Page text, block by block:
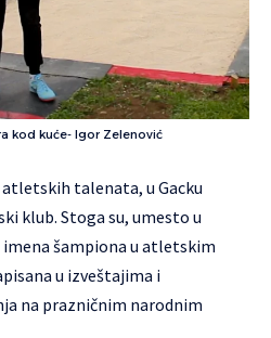
kod kuće- Igor Zelenović
talenata, u Gacku
klub. Stoga su, umesto u
šampiona u atletskim
u izveštajima i
na prazničnim narodnim